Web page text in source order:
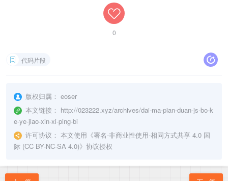
0
代码片段
版权归属： eoser
本文链接： http://023222.xyz/archives/dai-ma-pian-duan-js-bo-k
e-ye-jiao-xin-xi-ping-bi
许可协议： 本文使用《署名-非商业性使用-相同方式共享 4.0 国
际 (CC BY-NC-SA 4.0)》协议授权